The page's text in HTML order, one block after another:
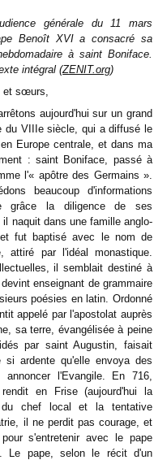
générale du 11 mars
Benoît XVI a consacré sa
à saint Boniface.
intégral (ZENIT.org)
et sœurs,
aujourd'hui sur un grand
du VIIIe siècle, qui a diffusé le
Europe centrale, et dans ma
: saint Boniface, passé à
l'« apôtre des Germains ».
beaucoup d'informations
grâce la diligence de ses
il naquit dans une famille anglo-
fut baptisé avec le nom de
par l'idéal monastique.
il semblait destiné à
enseignant de grammaire
poésies en latin. Ordonné
appelé par l'apostolat auprès
sa terre, évangélisée à peine
par saint Augustin, faisait
ardente qu'elle envoya des
l'Evangile. En 716,
en Frise (aujourd'hui la
du chef local et la tentative
il ne perdit pas courage, et
s'entretenir avec le pape
Le pape, selon le récit d'un